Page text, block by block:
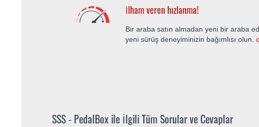
İlham veren hızlanma!
Bir araba satın almadan yeni bir araba
yeni sürüş deneyiminizin bağımlısı olun.
SSS - PedalBox ile İlgili Tüm Sorular ve Cevaplar